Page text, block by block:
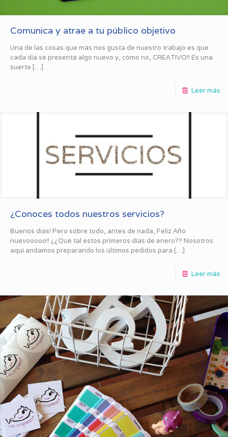
Comunica y atrae a tu público objetivo
Una de las cosas que más nos gusta de nuestro trabajo es que
cada día se presenta algo nuevo y, cómo no, CREATIVO!! Es una
suerte […]
Leer más
¿Conoces todos nuestros servicios?
Buenos días! Pero sobre todo, antes de nada, Feliz Año
nuevooooo!! ¿¿Qué tal estos primeros días de enero?? Nosotros
aquí andamos preparando los últimos pedidos para […]
Leer más